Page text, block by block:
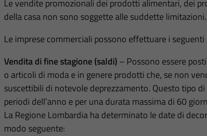
Le vendite promozionali dei prodotti alimentari, dei
della casa non sono soggette alle suddette limitazioni.
Le imprese commerciali possono effettuare i
Vendita di fine stagione (saldi)– Possono essere
o articoli di moda e in genere prodotti che, se non
suscettibili di notevole deprezzamento. Questo tipo
periodi dell’anno e per una durata massima di 60
La Regione Lombardia ha determinato le date di
modo seguente: